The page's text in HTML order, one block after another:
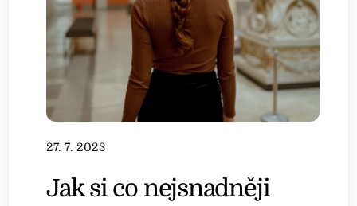
27. 7. 2023
Jak si co nejsnadněji